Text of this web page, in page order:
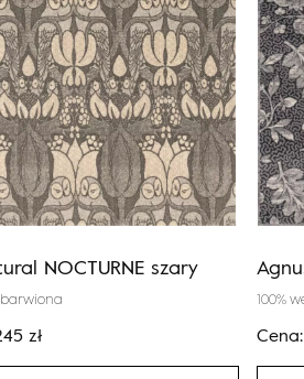
NOCTURNE szary
zł
100%
Cena: